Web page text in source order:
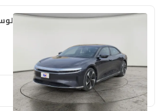
لوسيد
مستعملة 25,154 كم ممشى قليل